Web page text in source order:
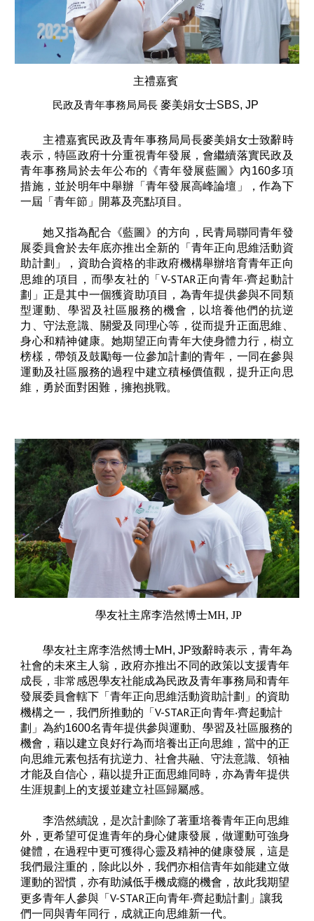
主禮嘉賓
民政及青年事務局局長 麥美娟女士SBS, JP
主禮嘉賓民政及青年事務局局長麥美娟女士致辭時
表示，特區政府十分重視青年發展，會繼續落實民政及
青年事務局於去年公布的《青年發展藍圖》內160多項
措施，並於明年中舉辦「青年發展高峰論壇」，作為下
一屆「青年節」開幕及亮點項目。
她又指為配合《藍圖》的方向，民青局聯同青年發
展委員會於去年底亦推出全新的「青年正向思維活動資
助計劃」，資助合資格的非政府機構舉辦培育青年正向
思維的項目，而學友社的「V-STAR正向青年‧齊起動計
劃」正是其中一個獲資助項目，為青年提供參與不同類
型運動、學習及社區服務的機會，以培養他們的抗逆
力、守法意識、關愛及同理心等，從而提升正面思維、
身心和精神健康。她期望正向青年大使身體力行，樹立
榜樣，帶領及鼓勵每一位參加計劃的青年，一同在參與
運動及社區服務的過程中建立積極價值觀，提升正向思
維，勇於面對困難，擁抱挑戰。
學友社主席李浩然博士MH, JP
學友社主席李浩然博士MH, JP致辭時表示，青年為
社會的未來主人翁，政府亦推出不同的政策以支援青年
成長，非常感恩學友社能成為民政及青年事務局和青年
發展委員會轄下「青年正向思維活動資助計劃」的資助
機構之一，我們所推動的「V-STAR正向青年‧齊起動計
劃」為約1600名青年提供參與運動、學習及社區服務的
機會，藉以建立良好行為而培養出正向思維，當中的正
向思維元素包括有抗逆力、社會共融、守法意識、領袖
才能及自信心，藉以提升正面思維同時，亦為青年提供
生涯規劃上的支援並建立社區歸屬感。
李浩然續說，是次計劃除了著重培養青年正向思維
外，更希望可促進青年的身心健康發展，做運動可強身
健體，在過程中更可獲得心靈及精神的健康發展，這是
我們最注重的，除此以外，我們亦相信青年如能建立做
運動的習慣，亦有助減低手機成癮的機會，故此我期望
更多青年人參與「V-STAR正向青年‧齊起動計劃」讓我
們一同與青年同行，成就正向思維新一代。